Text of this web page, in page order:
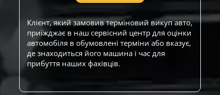
Клієнт, який замовив терміновий викуп авто,
приїжджає в наш сервісний центр для оцінки
автомобіля в обумовлені терміни або вказує,
де знаходиться його машина і час для
прибуття наших фахівців.